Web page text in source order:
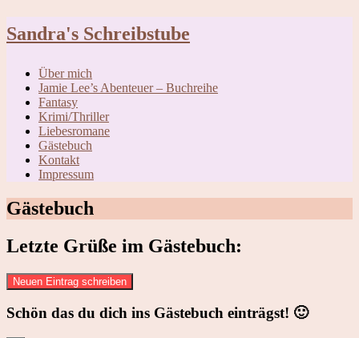
to
Sandra's Schreibstube
Über mich
Jamie Lee’s Abenteuer – Buchreihe
Fantasy
Krimi/Thriller
Liebesromane
Gästebuch
Kontakt
Impressum
Gästebuch
Letzte Grüße im Gästebuch:
Schön das du dich ins Gästebuch einträgst! 🙂